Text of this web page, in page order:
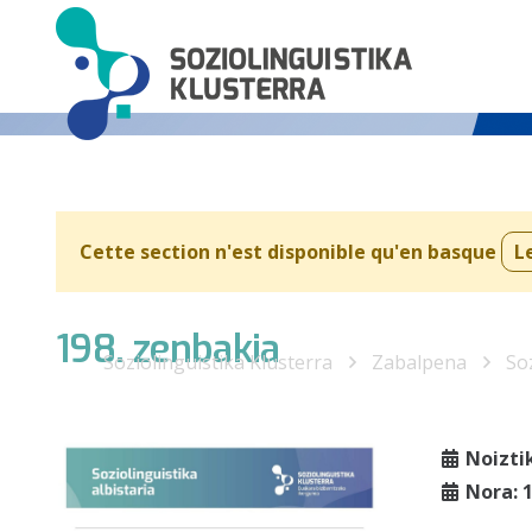
Cette section n'est disponible qu'en basque
198. zenbakia
Soziolinguistika Klusterra Zabalpena
Nora: